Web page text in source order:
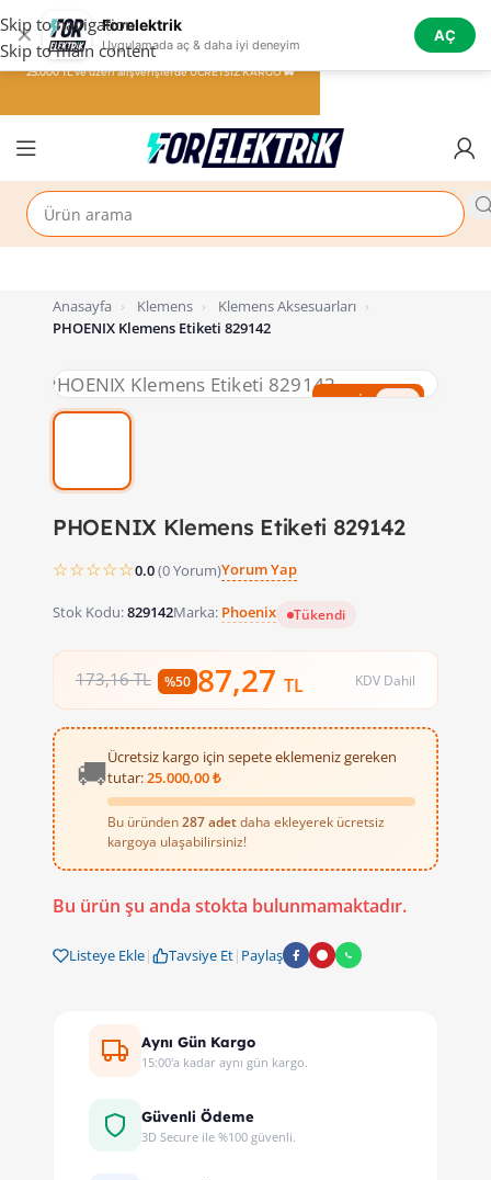
✕ Forelektrik
Uygulamada aç & daha iyi deneyim
AÇ
Skip to navigation
Skip to main content
Anasayfa › Klemens › Klemens Aksesuarları ›
PHOENIX Klemens Etiketi 829142
%50 İndirim
PHOENIX Klemens Etiketi 829142
☆☆☆☆☆0.0(0 Yorum)Yorum Yap
Stok Kodu:829142Marka: Phoenix Tükendi
173,16 TL %50 87,27 TL KDV Dahil
🚚Ücretsiz kargo için sepete eklemeniz gereken
tutar:25.000,00 ₺
Bu üründen 287 adetdaha ekleyerek ücretsiz
kargoya ulaşabilirsiniz!
Bu ürün şu anda stokta bulunmamaktadır.
Listeye Ekle| Tavsiye Et| Paylaş
Aynı Gün Kargo
15:00'a kadar aynı gün kargo.
Güvenli Ödeme
3D Secure ile %100 güvenli.
25.000 TL ve üzeri alışverişlerde ÜCRETSİZ KARGO 🚚